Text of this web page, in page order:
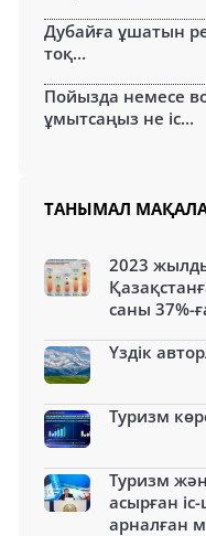
Дубайға ұшатын
тоқ...
Пойызда немесе
ұмытсаңыз не іс...
ТАНЫМАЛ
2023
саны 37%-
Үздік
Туризм
Туризм
асырған
арналған